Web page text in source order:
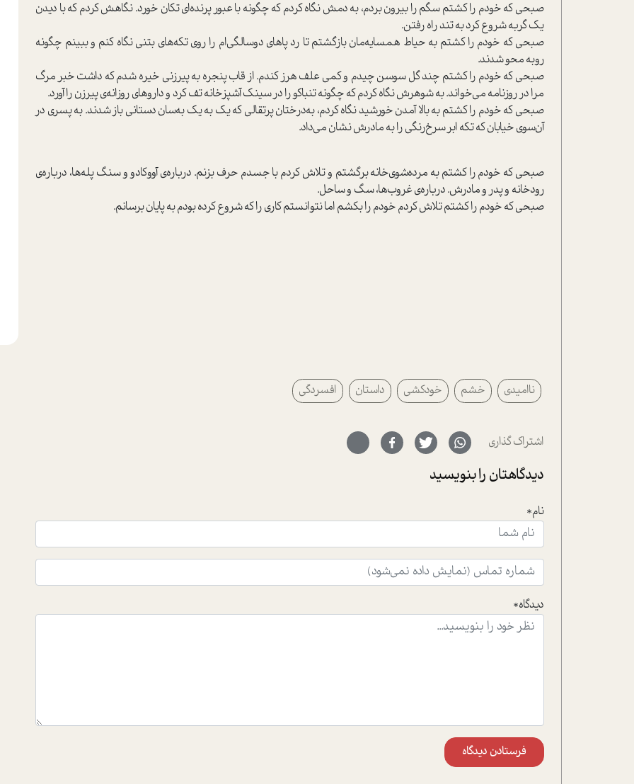
صبحی که خودم را کشتم سگم را بیرون بردم، به دمش نگاه کردم که چگونه با عبور پرنده‌ای تکان خورد. نگاهش کردم که با دیدن
یک گربه شروع کرد به تند راه رفتن.
صبحی که خودم را کشتم به حیاط همسایه‌مان بازگشتم تا رد پاهای دوسالگی‌ام را روی تکه‌های بتنی نگاه کنم و ببینم چگونه
روبه محو شدند.
صبحی که خودم را کشتم چند گل سوسن چیدم و کمی علف هرز کندم. از قاب پنجره به پیرزنی خیره شدم که داشت خبر مرگ
مرا در روزنامه می‌خواند. به شوهرش نگاه کردم که چگونه تنباکو را در سینک آشپزخانه تف کرد و داروهای روزانه‌ی پیرزن را آورد.
صبحی که خودم را کشتم به بالا آمدن خورشید نگاه کردم، به‌درختان پرتقالی که یک به یک به‌سان دستانی باز شدند. به پسری در
آن‌سوی خیابان که تکه ابر سرخ‌رنگی را به مادرش نشان می‌داد.
صبحی که خودم را کشتم به مرده‌شوی‌خانه برگشتم و تلاش کردم با جسدم حرف بزنم. درباره‌ی آووکادو و سنگ پله‌ها، درباره‌ی
رودخانه و پدر و مادرش. درباره‌ی غروب‌ها، سگ و ساحل.
صبحی که خودم را کشتم تلاش کردم خودم را بکشم اما نتوانستم کاری را که شروع کرده بودم به پایان برسانم.
ناامیدی خشم خودکشی داستان افسردگی
اشتراک گذاری
دیدگاهتان را بنویسید
نام*
دیدگاه*
فرستادن دیدگاه